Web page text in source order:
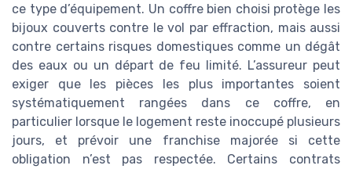
ce type d’équipement. Un coffre bien choisi protège les
bijoux couverts contre le vol par effraction, mais aussi
contre certains risques domestiques comme un dégât
des eaux ou un départ de feu limité. L’assureur peut
exiger que les pièces les plus importantes soient
systématiquement rangées dans ce coffre, en
particulier lorsque le logement reste inoccupé plusieurs
jours, et prévoir une franchise majorée si cette
obligation n’est pas respectée. Certains contrats